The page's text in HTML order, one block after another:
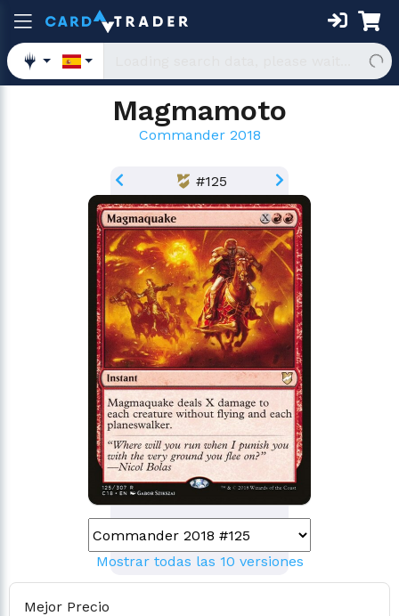
Magmamoto
Commander 2018
#125
Mostrar todas las 10 versiones
Mejor Precio